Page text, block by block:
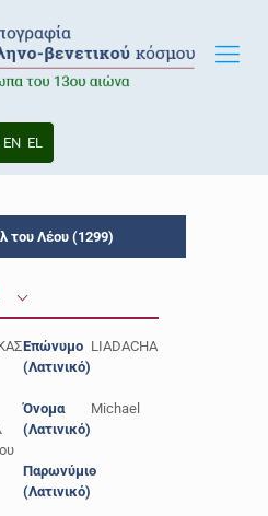
EN EL
του Λέου (1299)
Επώνυμο
(Λατινικό)
LIADACHA
Όνομα
(Λατινικό)
Michael
Παρωνύμιο
(Λατινικό)
-